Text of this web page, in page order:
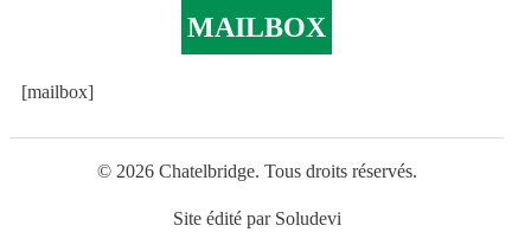
MAILBOX
[mailbox]
© 2026 Chatelbridge. Tous droits réservés.
Site édité par Soludevi